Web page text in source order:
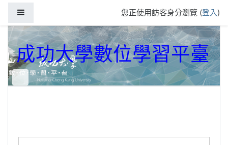
您正使用訪客身分瀏覽 (登入)
成功大學數位學習平臺